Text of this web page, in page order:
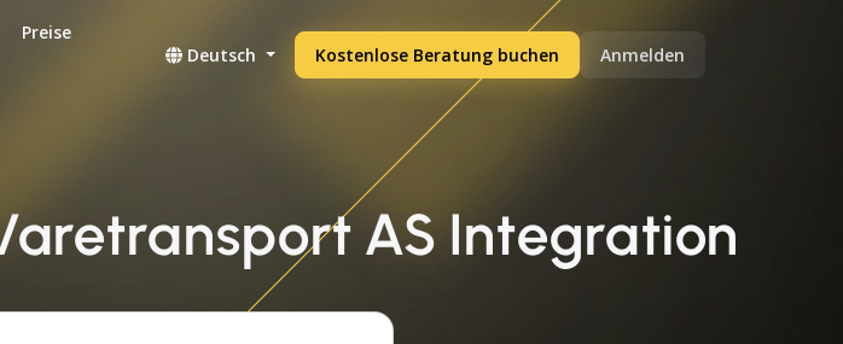
Preise
Deutsch Kostenlose Beratung buchen Anmelden
AS Integration